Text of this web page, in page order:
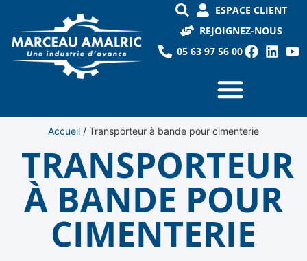
ESPACE CLIENT
REJOIGNEZ-NOUS
05 63 97 56 00
Accueil / Transporteur à bande pour cimenterie
TRANSPORTEUR
À BANDE POUR
CIMENTERIE